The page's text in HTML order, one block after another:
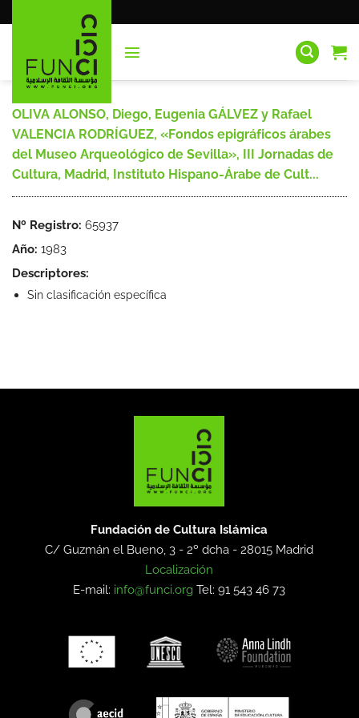
al
OLIVA ALONSO, Diego, Eugenia GÁLVEZ y Rafael
VALENCIA RODRÍGUEZ, «Fondos epigráficos árabes
del Museo Arqueológico de Sevilla», III Jornadas de
Cultura, Madrid, Instituto Hispano-Árabe de Cult...
Nº Registro: 65937
Año: 1983
Descriptores:
Sin clasificación específica
Fundación de Cultura Islámica
C/ Guzmán el Bueno, 3 - 2º dcha -28015 Madrid
Localización
E-mail: info@funci.org Tel: 91 543 46 73